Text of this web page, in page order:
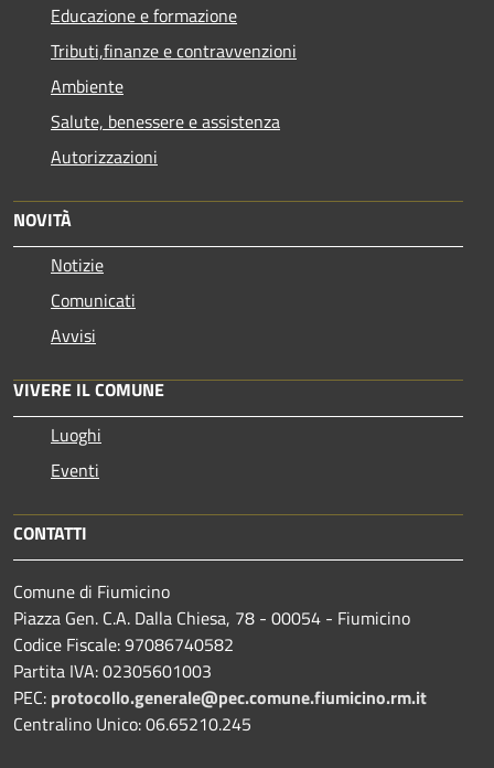
Educazione e formazione
Tributi,finanze e contravvenzioni
Ambiente
Salute, benessere e assistenza
Autorizzazioni
NOVITÀ
Notizie
Comunicati
Avvisi
VIVERE IL COMUNE
Luoghi
Eventi
CONTATTI
Comune di Fiumicino
Piazza Gen. C.A. Dalla Chiesa, 78 - 00054 - Fiumicino
Codice Fiscale: 97086740582
Partita IVA: 02305601003
PEC: protocollo.generale@pec.comune.fiumicino.rm.it
Centralino Unico: 06.65210.245